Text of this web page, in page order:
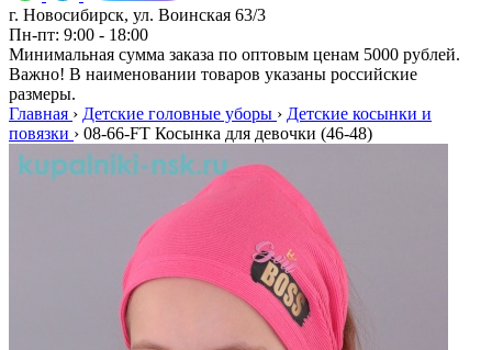
г. Новосибирск, ул. Воинская 63/3
Пн-пт: 9:00 - 18:00
Минимальная сумма заказа по оптовым ценам 5000 рублей.
Важно! В наименовании товаров указаны российские
размеры.
Главная › Детские головные уборы › Детские косынки и
повязки › 08-66-FT Косынка для девочки (46-48)